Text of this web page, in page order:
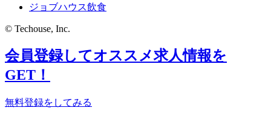
ジョブハウス飲食
© Techouse, Inc.
会員登録してオススメ求人情報を
GET！
無料登録をしてみる